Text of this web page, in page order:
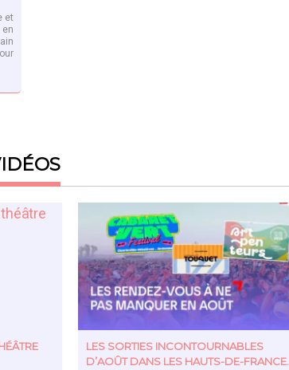
et
LES SORTIES INCONTOURNABLES
D’AOÛT DANS LES HAUTS-DE-FRANCE.